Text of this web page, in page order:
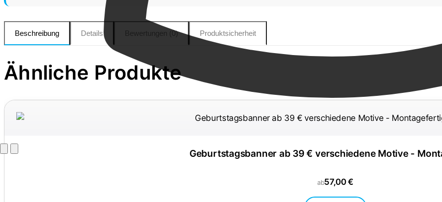
Beschreibung Details Bewertungen (0) Produktsicherheit
Ähnliche Produkte
Geburtstagsbanner ab 39 € verschiedene Motive -
ab57,00 €